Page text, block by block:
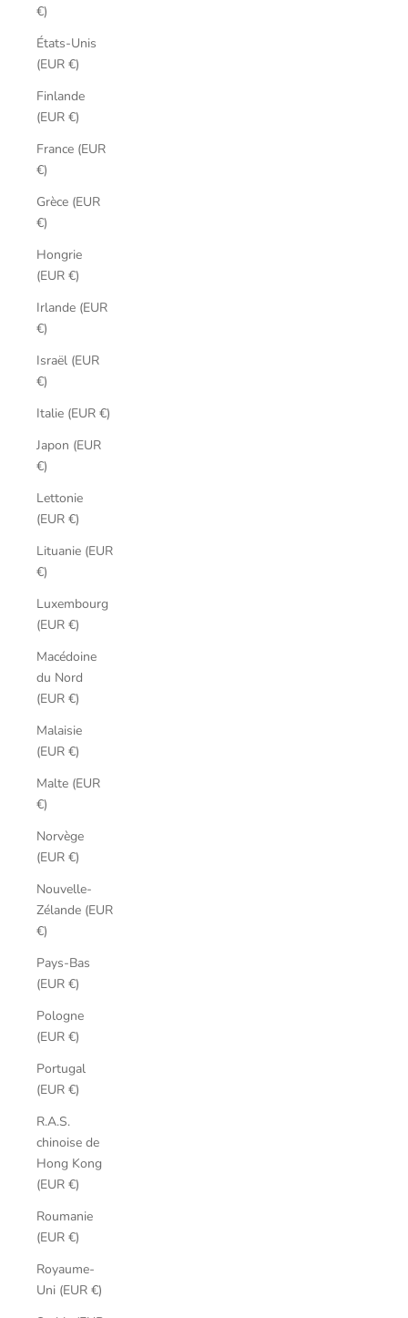
€)
États-Unis
(EUR €)
Finlande
(EUR €)
France (EUR
€)
Grèce (EUR
€)
Hongrie
(EUR €)
Irlande (EUR
€)
Israël (EUR
€)
Italie (EUR €)
Japon (EUR
€)
Lettonie
(EUR €)
Lituanie (EUR
€)
Luxembourg
(EUR €)
Macédoine
du Nord
(EUR €)
Malaisie
(EUR €)
Malte (EUR
€)
Norvège
(EUR €)
Nouvelle-
Zélande (EUR
€)
Pays-Bas
(EUR €)
Pologne
(EUR €)
Portugal
(EUR €)
R.A.S.
chinoise de
Hong Kong
(EUR €)
Roumanie
(EUR €)
Royaume-
Uni (EUR €)